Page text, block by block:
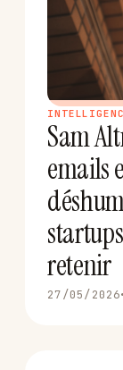
Sam
emails
retenir
27/05/2026